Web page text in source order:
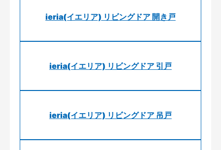
ieria(イエリア) リビングドア 開き戸
ieria(イエリア) リビングドア 引戸
ieria(イエリア) リビングドア 吊戸